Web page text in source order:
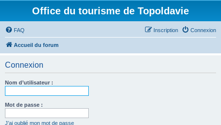
Office du tourisme de Topoldavie
FAQ Connexion
Inscription
Accueil du forum
Connexion
Nom d’utilisateur :
Mot de passe :
J’ai oublié mon mot de passe